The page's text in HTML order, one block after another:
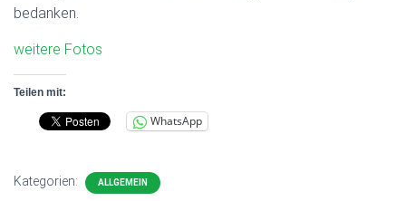
bedanken.
weitere Fotos
Teilen mit:
WhatsApp
Kategorien: ALLGEMEIN